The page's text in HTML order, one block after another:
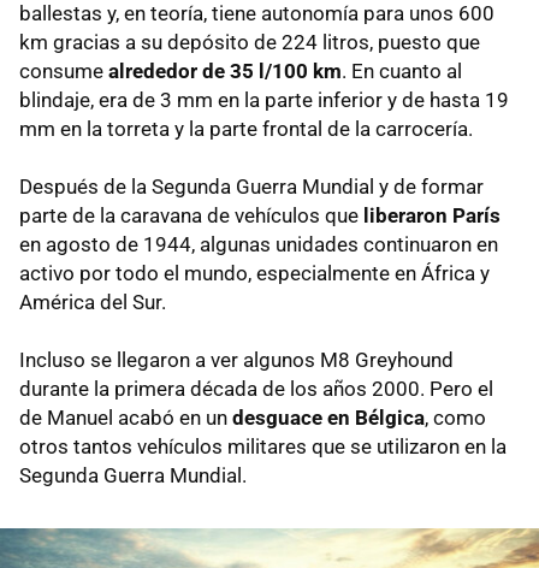
ballestas y, en teoría, tiene autonomía para unos 600
km gracias a su depósito de 224 litros, puesto que
consume alrededor de 35 l/100 km. En cuanto al
blindaje, era de 3 mm en la parte inferior y de hasta 19
mm en la torreta y la parte frontal de la carrocería.
Después de la Segunda Guerra Mundial y de formar
parte de la caravana de vehículos que liberaron París
en agosto de 1944, algunas unidades continuaron en
activo por todo el mundo, especialmente en África y
América del Sur.
Incluso se llegaron a ver algunos M8 Greyhound
durante la primera década de los años 2000. Pero el
de Manuel acabó en un desguace en Bélgica, como
otros tantos vehículos militares que se utilizaron en la
Segunda Guerra Mundial.